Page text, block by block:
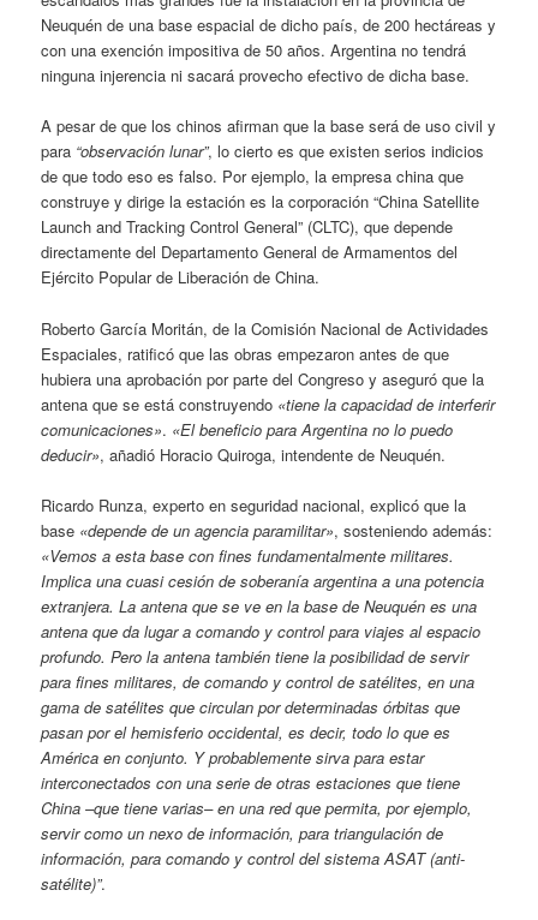
Neuquén de una base espacial de dicho país, de 200 hectáreas y
con una exención impositiva de 50 años. Argentina no tendrá
ninguna injerencia ni sacará provecho efectivo de dicha base.
A pesar de que los chinos afirman que la base será de uso civil y
para “observación lunar”, lo cierto es que existen serios indicios
de que todo eso es falso. Por ejemplo, la empresa china que
construye y dirige la estación es la corporación “China Satellite
Launch and Tracking Control General” (CLTC), que depende
directamente del Departamento General de Armamentos del
Ejército Popular de Liberación de China.
Roberto García Moritán, de la Comisión Nacional de Actividades
Espaciales, ratificó que las obras empezaron antes de que
hubiera una aprobación por parte del Congreso y aseguró que la
antena que se está construyendo «tiene la capacidad de interferir
comunicaciones». «El beneficio para Argentina no lo puedo
deducir», añadió Horacio Quiroga, intendente de Neuquén.
Ricardo Runza, experto en seguridad nacional, explicó que la
base «depende de un agencia paramilitar», sosteniendo además:
«Vemos a esta base con fines fundamentalmente militares.
Implica una cuasi cesión de soberanía argentina a una potencia
extranjera. La antena que se ve en la base de Neuquén es una
antena que da lugar a comando y control para viajes al espacio
profundo. Pero la antena también tiene la posibilidad de servir
para fines militares, de comando y control de satélites, en una
gama de satélites que circulan por determinadas órbitas que
pasan por el hemisferio occidental, es decir, todo lo que es
América en conjunto. Y probablemente sirva para estar
interconectados con una serie de otras estaciones que tiene
China –quetiene varias– en una red que permita, por ejemplo,
servir como un nexo de información, para triangulación de
información, para comando y control del sistema ASAT (anti-
satélite)”.